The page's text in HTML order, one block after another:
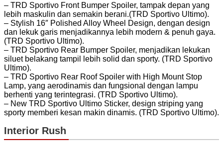
– TRD Sportivo Front Bumper Spoiler, tampak depan yang
lebih maskulin dan semakin berani.(TRD Sportivo Ultimo).
– Stylish 16″ Polished Alloy Wheel Design, dengan design
dan lekuk garis menjadikannya lebih modern & penuh gaya.
(TRD Sportivo Ultimo).
– TRD Sportivo Rear Bumper Spoiler, menjadikan lekukan
siluet belakang tampil lebih solid dan sporty. (TRD Sportivo
Ultimo).
– TRD Sportivo Rear Roof Spoiler with High Mount Stop
Lamp, yang aerodinamis dan fungsional dengan lampu
berhenti yang terintegrasi. (TRD Sportivo Ultimo).
– New TRD Sportivo Ultimo Sticker, design striping yang
sporty memberi kesan makin dinamis. (TRD Sportivo Ultimo).
Interior Rush